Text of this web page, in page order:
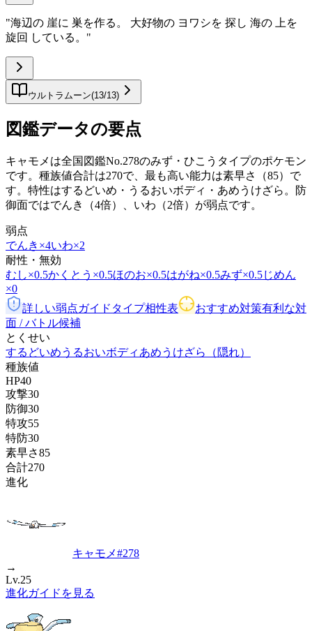
"海辺の 崖に 巣を作る。 大好物の ヨワシを 探し 海の 上を
旋回 している。 "
ウルトラムーン(13/13)
図鑑データの要点
キャモメは全国図鑑No.278のみず・ひこうタイプのポケモン
です。種族値合計は270で、最も高い能力は素早さ（85）で
す。特性はするどいめ・うるおいボディ・あめうけざら。防
御面ではでんき（4倍）、いわ（2倍）が弱点です。
弱点
でんき ×4いわ×2
耐性・無効
むし×0.5かくとう ×0.5ほのお×0.5はがね×0.5みず×0.5じめん
×0
詳しい弱点ガイド タイプ相性表 おすすめ対策有利な対
面 / バトル候補
とくせい
するどいめ うるおいボディ あめうけざら
（隠れ）
種族値
HP40
攻撃30
防御30
特攻55
特防30
素早さ85
合計270
進化
キャモメ#278
→
Lv.25
進化ガイドを見る